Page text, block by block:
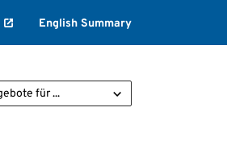
English Summary
für ...